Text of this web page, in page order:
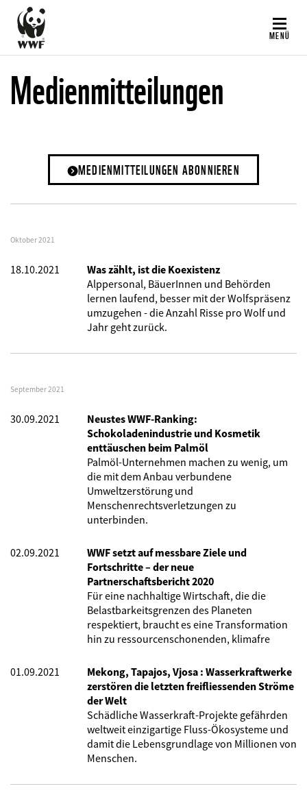
Direkt
zum
Inhalt
MENÜ
Medienmitteilungen
MEDIENMITTEILUNGEN ABONNIEREN
Oktober 2021
18.10.2021
Was zählt, ist die Koexistenz
Alppersonal, BäuerInnen und Behörden
lernen laufend, besser mit der Wolfspräsenz
umzugehen - die Anzahl Risse pro Wolf und
Jahr geht zurück.
September 2021
30.09.2021
Neustes WWF-Ranking:
Schokoladenindustrie und Kosmetik
enttäuschen beim Palmöl
Palmöl-Unternehmen machen zu wenig, um
die mit dem Anbau verbundene
Umweltzerstörung und
Menschenrechtsverletzungen zu
unterbinden.
02.09.2021
WWF setzt auf messbare Ziele und
Fortschritte – der neue
Partnerschaftsbericht 2020
Für eine nachhaltige Wirtschaft, die die
Belastbarkeitsgrenzen des Planeten
respektiert, braucht es eine Transformation
hin zu ressourcenschonenden, klimafre
01.09.2021
Mekong, Tapajos, Vjosa : Wasserkraftwerke
zerstören die letzten freifliessenden Ströme
der Welt
Schädliche Wasserkraft-Projekte gefährden
weltweit einzigartige Fluss-Ökosysteme und
damit die Lebensgrundlage von Millionen von
Menschen.